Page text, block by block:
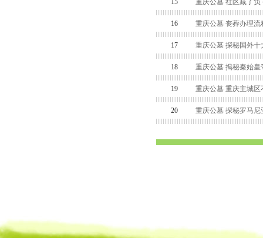
15 重庆公墓 社区减了负
16 重庆公墓 丧葬办理流
17 重庆公墓 探秘国外十
18 重庆公墓 揭秘秦始
19 重庆公墓 重庆主城
20 重庆公墓 探秘罗马尼